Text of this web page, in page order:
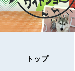
トップ